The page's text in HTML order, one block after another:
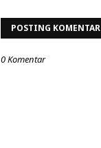
POSTING KOMENTAR
0 Komentar